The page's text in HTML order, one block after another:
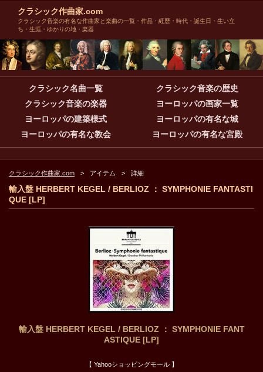
クラシック作曲家.com
クラシック音楽の有名な作曲家と楽曲の一覧・作品・経歴・時代・誕生日・生い立
ち・生涯・ゆかりの地・楽器
クラシック名曲一覧
クラシック音楽の歴史
クラシック音楽の楽器
ヨーロッパの画家一覧
ヨーロッパの建築様式
ヨーロッパの有名な城
ヨーロッパの有名な教会
ヨーロッパの有名な宮殿
クラシック作曲家.com アイテム 詳細
輸入盤 HERBERT KEGEL / BERLIOZ ： SYMPHONIE FANTASTI
QUE [LP]
輸入盤 HERBERT KEGEL / BERLIOZ ： SYMPHONIE FANT
ASTIQUE [LP]
【 Yahooショッピングモール 】